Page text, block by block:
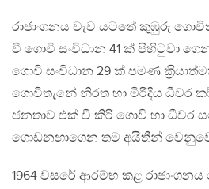
රාජාංගනය වැව යටතේ කුඹුරු
වී ගොවි සංවිධාන 41 ක් පිහිටුවා
ගොවි සංවිධාන 29 ක් පමණ
ගොවිතැනේ නිරත හා මිරිදිය ධීවර
ජනතාව එක් වී කිරි ගොවි හා ධීවර
ගොඩනඟාගෙන තම අයිතීන්
1964 වසරේ ආරම්භ කළ රාජාංගනය